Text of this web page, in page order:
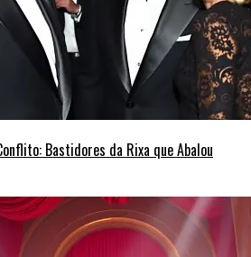
Bastidores da Rixa que Abalou